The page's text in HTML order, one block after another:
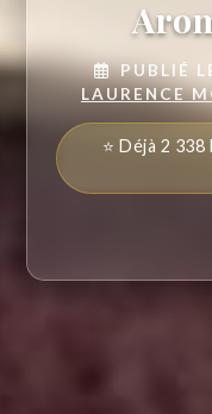
PUBLIÉ
LAURENCE
⭐ Déjà 2